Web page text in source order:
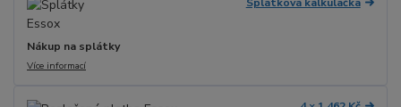
Nákup na splátky
Více informací